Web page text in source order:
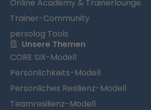
Online Academy & Trainerlounge
Trainer-Community
persolog Tools
Unsere Themen
CORE SIX-Modell
Persönlichkeits-Modell
Persönliches Resilienz-Modell
Teamresilienz-Modell